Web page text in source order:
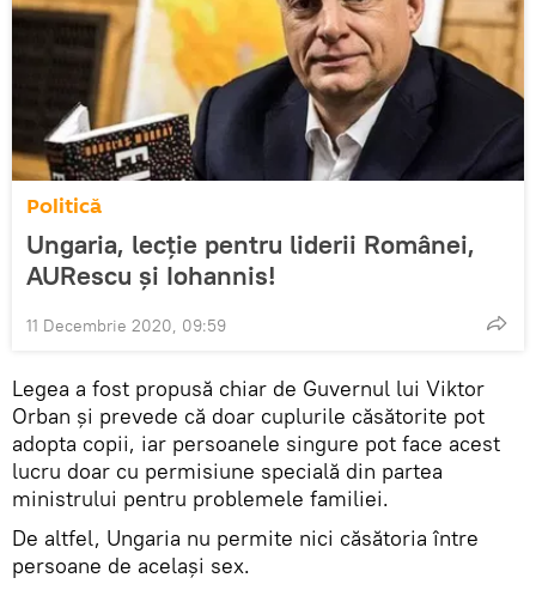
Politică
Ungaria, lecție pentru liderii Românei,
AURescu și Iohannis!
11 Decembrie 2020, 09:59
Legea a fost propusă chiar de Guvernul lui Viktor
Orban și prevede că doar cuplurile căsătorite pot
adopta copii, iar persoanele singure pot face acest
lucru doar cu permisiune specială din partea
ministrului pentru problemele familiei.
De altfel, Ungaria nu permite nici căsătoria între
persoane de acelaşi sex.